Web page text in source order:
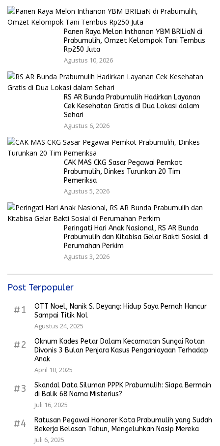
Panen Raya Melon Inthanon YBM BRILiaN di
Prabumulih, Omzet Kelompok Tani Tembus
Rp250 Juta
Agustus 10, 2026
RS AR Bunda Prabumulih Hadirkan Layanan
Cek Kesehatan Gratis di Dua Lokasi dalam
Sehari
Agustus 6, 2026
CAK MAS CKG Sasar Pegawai Pemkot
Prabumulih, Dinkes Turunkan 20 Tim
Pemeriksa
Agustus 5, 2026
Peringati Hari Anak Nasional, RS AR Bunda
Prabumulih dan Kitabisa Gelar Bakti Sosial di
Perumahan Perkim
Agustus 3, 2026
Post Terpopuler
#1
OTT Noel, Nanik S. Deyang: Hidup Saya Pernah Hancur
Sampai Titik Nol
Agustus 24, 2025
#2
Oknum Kades Petar Dalam Kecamatan Sungai Rotan
Divonis 3 Bulan Penjara Kasus Penganiayaan Terhadap
Anak
April 10, 2025
#3
Skandal Data Siluman PPPK Prabumulih: Siapa Bermain
di Balik 68 Nama Misterius?
Juli 16, 2025
#4
Ratusan Pegawai Honorer Kota Prabumulih yang Sudah
Bekerja Belasan Tahun, Mengeluhkan Nasip Mereka
Juli 6, 2025